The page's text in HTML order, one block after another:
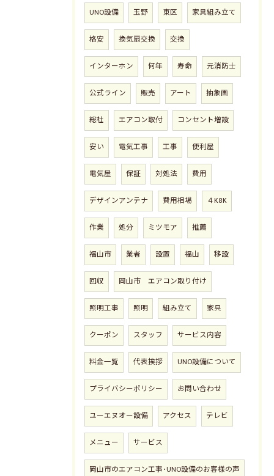
UNO設備 玉野 東区 家具組み立て
格安 換気扇交換 交換
インターホン 何年 寿命 元消防士
公式ライン 販売 アート 抽象画
総社 エアコン取付 コンセント増設
安い 電気工事 工事 便利屋
電気屋 保証 対処法 費用
デザインアンテナ 費用相場 ４K8K
作業 処分 ミツモア 推薦
福山市 業者 設置 福山 移設
回収 岡山市 エアコン取り付け
照明工事 照明 組み立て 家具
クーポン スタッフ サービス内容
料金一覧 代表挨拶 UNO設備について
プライバシーポリシー お問い合わせ
ユーエヌオー設備 アクセス テレビ
メニュー サービス
岡山市のエアコン工事･UNO設備のお客様の声
お問い合わせはこちら